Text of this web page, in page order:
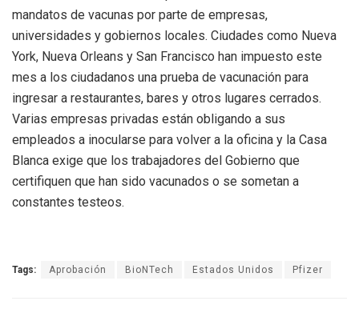
mandatos de vacunas por parte de empresas,
universidades y gobiernos locales. Ciudades como Nueva
York, Nueva Orleans y San Francisco han impuesto este
mes a los ciudadanos una prueba de vacunación para
ingresar a restaurantes, bares y otros lugares cerrados.
Varias empresas privadas están obligando a sus
empleados a inocularse para volver a la oficina y la Casa
Blanca exige que los trabajadores del Gobierno que
certifiquen que han sido vacunados o se sometan a
constantes testeos.
Tags: Aprobación BioNTech Estados Unidos Pfizer